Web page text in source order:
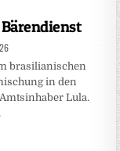
brasilianischen
in den
Lula.